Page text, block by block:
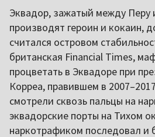
Эквадор, зажатый между Перу
производят героин и кокаин,
считался островом
британская Financial Times,
процветать в Эквадоре при
Корреа, правившем в
смотрели сквозь пальцы на
эквадорские порты на Тихом
наркотрафиком последовал и